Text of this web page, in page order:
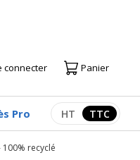
connecter Panier
Pro Afficher les
HT TTC
recyclé